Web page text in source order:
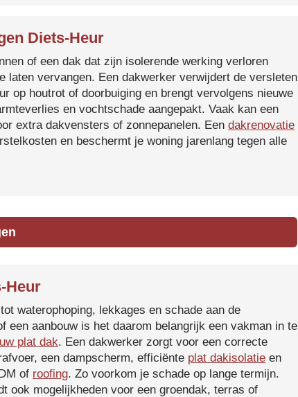
Diets-Heur
of een dak dat zijn isolerende werking verloren
laten vervangen. Een dakwerker verwijdert de versleten
op houtrot of doorbuiging en brengt vervolgens nieuwe
en vochtschade aangepakt. Vaak kan een
extra dakvensters of zonnepanelen. Een dakrenovatie
en beschermt je woning jarenlang tegen alle
Heur
waterophoping, lekkages en schade aan de
een aanbouw is het daarom belangrijk een vakman in te
plat dak. Een dakwerker zorgt voor een correcte
een dampscherm, efficiënte plat dakisolatie en
of roofing. Zo voorkom je schade op lange termijn.
ook mogelijkheden voor een groendak, terras of